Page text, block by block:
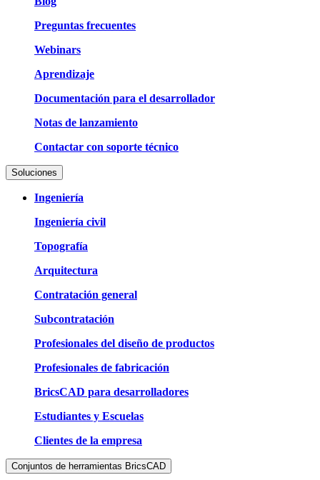
Preguntas frecuentes
Webinars
Aprendizaje
Documentación para el desarrollador
Notas de lanzamiento
Contactar con soporte técnico
Soluciones
Ingeniería
Ingeniería civil
Topografía
Arquitectura
Contratación general
Subcontratación
Profesionales del diseño de productos
Profesionales de fabricación
BricsCAD para desarrolladores
Estudiantes y Escuelas
Clientes de la empresa
Conjuntos de herramientas BricsCAD